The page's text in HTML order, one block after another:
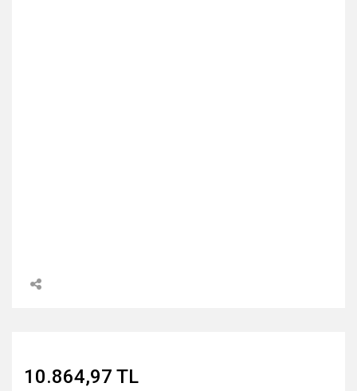
10.864,97 TL